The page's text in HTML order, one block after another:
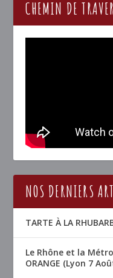
CHEMIN DE
NOS DERNIERS
TARTE À LA
Le Rhône et la
ORANGE (Lyon 7